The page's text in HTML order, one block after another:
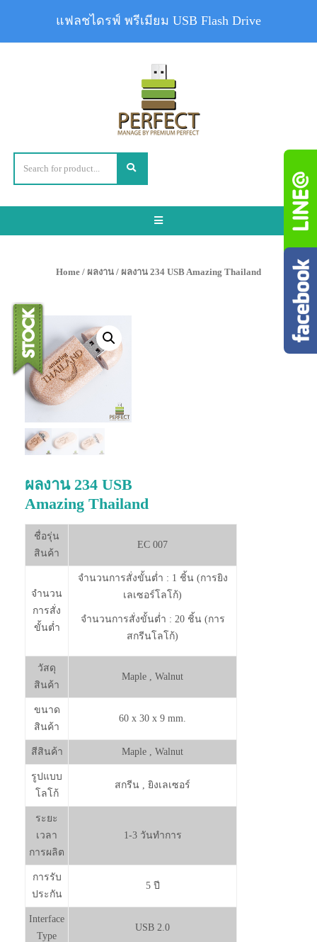
Toggle
Home / ผลงาน / ผลงาน 234 USB Amazing Thailand
ผลงาน 234 USB
Amazing Thailand
ชื่อรุ่น
สินค้า
EC 007
จำนวน
การสั่ง
ขั้นต่ำ
จำนวนการสั่งขั้นต่ำ : 1 ชิ้น (การยิง
เลเซอร์โลโก้)
จำนวนการสั่งขั้นต่ำ : 20 ชิ้น (การ
สกรีนโลโก้)
วัสดุ
สินค้า
Maple , Walnut
ขนาด
สินค้า
60 x 30 x 9 mm.
สีสินค้า Maple , Walnut
รูปแบบ
โลโก้
สกรีน , ยิงเลเซอร์
ระยะ
เวลา
การผลิต
1-3 วันทำการ
การรับ
ประกัน
5 ปี
Interface
Type
USB 2.0
แฟลชไดรฟ์ พรีเมียม USB Flash Drive